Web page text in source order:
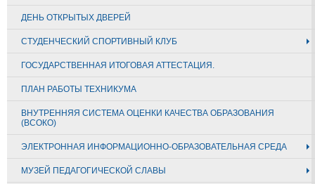
ДЕНЬ ОТКРЫТЫХ ДВЕРЕЙ
СТУДЕНЧЕСКИЙ СПОРТИВНЫЙ КЛУБ
ГОСУДАРСТВЕННАЯ ИТОГОВАЯ АТТЕСТАЦИЯ.
ПЛАН РАБОТЫ ТЕХНИКУМА
ВНУТРЕННЯЯ СИСТЕМА ОЦЕНКИ КАЧЕСТВА ОБРАЗОВАНИЯ
(ВСОКО)
ЭЛЕКТРОННАЯ ИНФОРМАЦИОННО-ОБРАЗОВАТЕЛЬНАЯ СРЕДА
МУЗЕЙ ПЕДАГОГИЧЕСКОЙ СЛАВЫ